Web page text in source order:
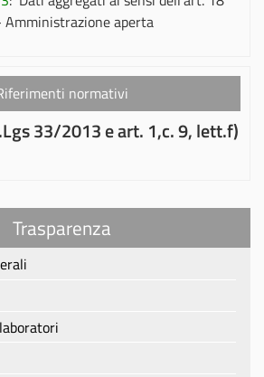
aperta
normativi
33/2013 e art. 1,c. 9, lett.f)
Trasparenza